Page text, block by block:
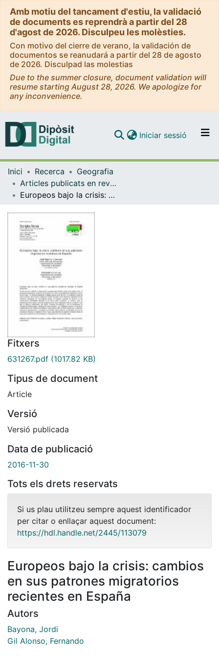
Amb motiu del tancament d'estiu, la validació
de documents es reprendrà a partir del 28
d'agost de 2026. Disculpeu les molèsties.
Con motivo del cierre de verano, la validación de
documentos se reanudará a partir del 28 de agosto
de 2026. Disculpad las molestias
Due to the summer closure, document validation will
resume starting August 28, 2026. We apologize for
any inconvenience.
Navega per tot el DD
Iniciar sessió (current)
Inici Recerca
Geografia
Articles publicats en revistes (Geografia)
Europeos bajo la crisis: cambios en sus patrones migratorios recientes en España
Fitxers
631267.pdf (1017.82 KB)
Tipus de document
Article
Versió
Versió publicada
Data de publicació
2016-11-30
Tots els drets reservats
Si us plau utilitzeu sempre aquest identificador
per citar o enllaçar aquest document:
https://hdl.handle.net/2445/113079
Europeos bajo la crisis: cambios
en sus patrones migratorios
recientes en España
Autors
Bayona, Jordi
Gil Alonso, Fernando